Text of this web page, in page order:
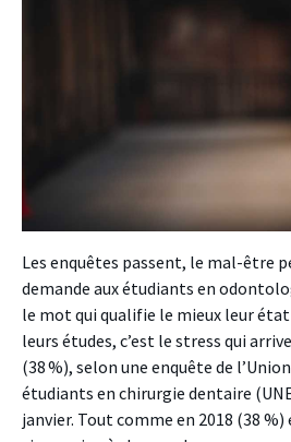
Les enquêtes passent, le mal-être
demande aux étudiants en
le mot qui qualifie le mieux leur état
leurs études, c’est le stress qui
(38 %), selon une enquête de
étudiants en chirurgie dentaire
janvier. Tout comme en 2018 (38